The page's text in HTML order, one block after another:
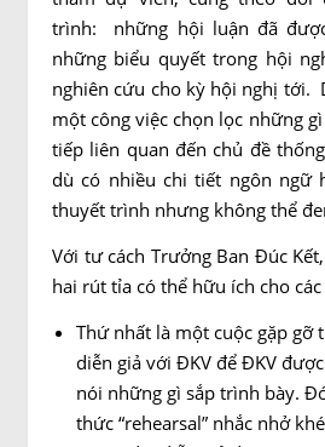
trình: những hội luận đã
những biểu quyết trong hội
nghiên cứu cho kỳ hội nghị tới.
một công việc chọn lọc những
tiếp liên quan đến chủ đề
dù có nhiều chi tiết ngôn ngữ
thuyết trình nhưng không thể
Với tư cách Trưởng Ban Đúc
hai rút tỉa có thể hữu ích cho
Thứ nhất là một cuộc gặp gỡ
diễn giả với ĐKV để ĐKV
nói những gì sắp trình bày.
thức “rehearsal” nhắc nhở